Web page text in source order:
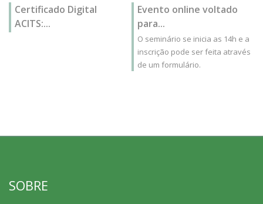
Certificado Digital
ACITS:...
Evento online voltado
para...
O seminário se inicia as 14h e a
inscrição pode ser feita através
de um formulário.
SOBRE